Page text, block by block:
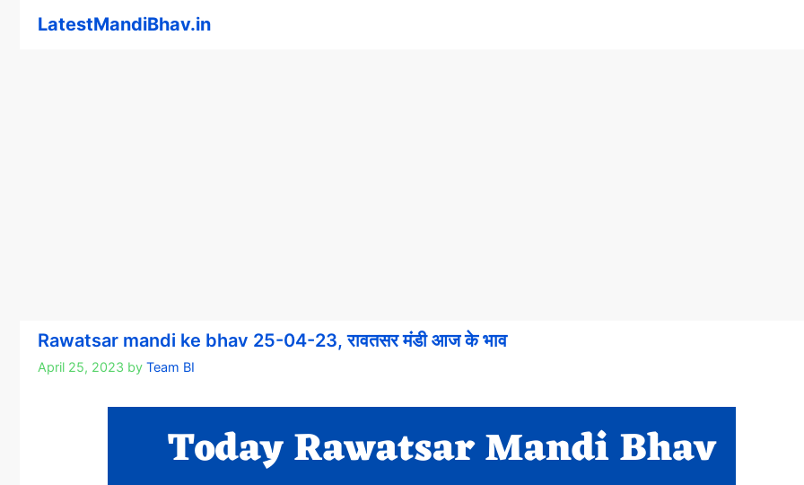
LatestMandiBhav.in
Rawatsar mandi ke bhav 25-04-23, रावतसर मंडी आज के भाव
April 25, 2023 by Team BI